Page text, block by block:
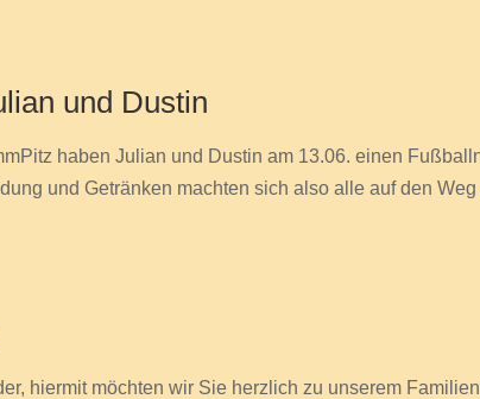
und Dustin
haben Julian und Dustin am 13.06. einen
und Getränken machten sich also alle auf den
hiermit möchten wir Sie herzlich zu unserem